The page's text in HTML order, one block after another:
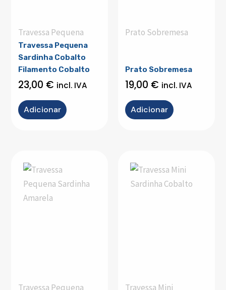
Travessa Pequena
Travessa Pequena
Sardinha Cobalto
Filamento Cobalto
23,00 € incl. IVA
Adicionar
Prato Sobremesa
Prato Sobremesa
19,00 € incl. IVA
Adicionar
Travessa Pequena Travessa Mini